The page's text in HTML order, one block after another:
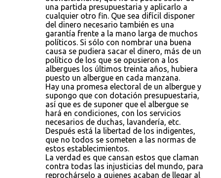
una partida presupuestaria y aplicarlo a
cualquier otro fin. Que sea difícil disponer
del dinero necesario también es una
garantía frente a la mano larga de muchos
políticos. Si sólo con nombrar una buena
causa se pudiera sacar el dinero, más de un
político de los que se opusieron a los
albergues los últimos treinta años, hubiera
puesto un albergue en cada manzana.
Hay una promesa electoral de un albergue y
supongo que con dotación presupuestaria,
así que es de suponer que el albergue se
hará en condiciones, con los servicios
necesarios de duchas, lavandería, etc.
Después está la libertad de los indigentes,
que no todos se someten a las normas de
estos establecimientos.
La verdad es que cansan estos que claman
contra todas las injusticias del mundo, para
reprochárselo a quienes acaban de llegar al